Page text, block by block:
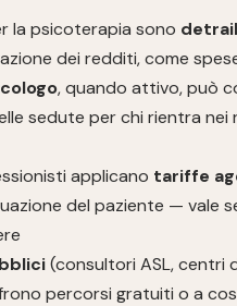
la psicoterapia sono
dei redditi, come
, quando attivo, può
sedute per chi rientra nei
applicano tariffe
del paziente — vale
(consultori ASL, centri
percorsi gratuiti o a